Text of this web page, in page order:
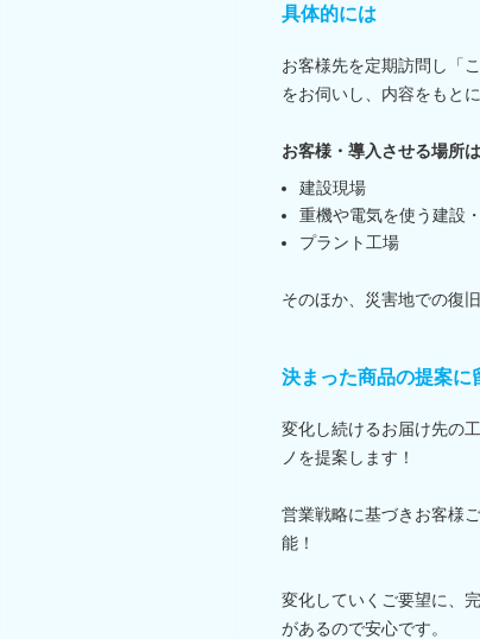
具体的には
お客様先を定期訪問し「
をお伺いし、内容をもと
お客様・導入させる場所
建設現場
重機や電気を使う建設
プラント工場
そのほか、災害地での復
決まった商品の提案に
変化し続けるお届け先の
ノを提案します！
営業戦略に基づきお客様
能！
変化していくご要望に、
があるので安心です。